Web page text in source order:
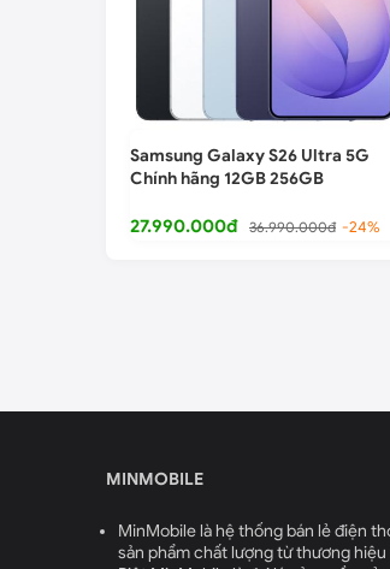
Samsung Galaxy S26 Ultra 5G
Chính hãng 12GB 256GB
27.990.000đ 36.990.000đ -24%
MINMOBILE
MinMobile là hệ thống bán lẻ điện
sản phẩm chất lượng từ thương